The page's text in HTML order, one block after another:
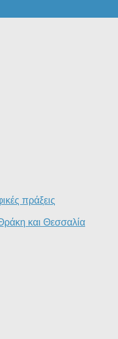
πράξεις
και Θεσσαλία